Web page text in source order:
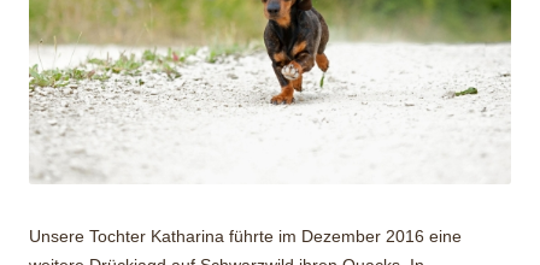
Unsere Tochter Katharina führte im Dezember 2016 eine